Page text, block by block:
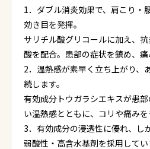
1．ダブル消炎効果で、肩こり・
効き目を発揮。
サリチル酸グリコールに加え、
酸を配合。患部の症状を鎮め、痛
2．温熱感が素早く立ち上がり、
続します。
有効成分トウガラシエキスが患
い温熱感とともに、コリや痛みを
3．有効成分の浸透性に優れ、し
弱酸性・高含水基剤を採用してい